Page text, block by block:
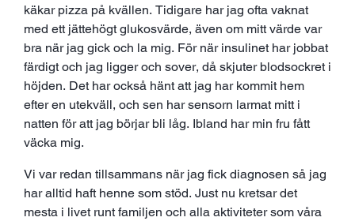
käkar pizza på kvällen. Tidigare har jag ofta vaknat
med ett jättehögt glukosvärde, även om mitt värde var
bra när jag gick och la mig. För när insulinet har jobbat
färdigt och jag ligger och sover, då skjuter blodsockret i
höjden. Det har också hänt att jag har kommit hem
efter en utekväll, och sen har sensorn larmat mitt i
natten för att jag börjar bli låg. Ibland har min fru fått
väcka mig.
Vi var redan tillsammans när jag fick diagnosen så jag
har alltid haft henne som stöd. Just nu kretsar det
mesta i livet runt familjen och alla aktiviteter som våra